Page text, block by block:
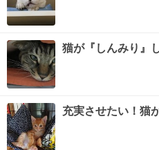
猫が『しんみり』
充実させたい！猫